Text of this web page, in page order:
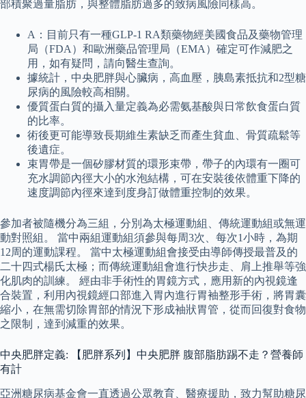
部積聚過量脂肪，與整體脂肪過多的致病風險同樣高。
A：目前只有一種GLP-1 RA類藥物經美國食品及藥物管理
局（FDA）和歐洲藥品管理局（EMA）確定可作減肥之
用，如有疑問，請向醫生查詢。
據統計，中央肥胖與心臟病，高血壓，胰島素抵抗和2型糖
尿病的風險較高相關。
優質蛋白質的攝入量定義為必需氨基酸與日常飲食蛋白質
的比率。
術後更可能導致長期維生素缺乏而產生貧血、骨質疏鬆等
後遺症。
束胃帶是一個矽膠材質的環形束帶，帶子的內環有一圈可
充水調節內徑大小的水泡結構，可在安裝後依體重下降的
速度調節內徑來達到度身訂做體重控制的效果。
參加者被隨機分為三組，分別為太極運動組、傳統運動組或無運
動對照組。 當中兩組運動組須參與每周3次、每次1小時，為期
12周的運動課程。 當中太極運動組會接受由導師傳授最普及的
二十四式楊氏太極；而傳統運動組會進行快步走、肩上推舉等強
化肌肉的訓練。 經由非手術性的胃鏡方式，應用新的內視鏡逢
合裝置，利用內視鏡經口部進入胃內進行胃袖整形手術，將胃囊
縮小，在無需切除胃部的情況下形成袖狀胃管，從而回復對食物
之限制，達到減重的效果。
中央肥胖定義: 【肥胖系列】中央肥胖 腹部脂肪踢不走？營養師
有計
亞洲糖尿病基金會一直透過公眾教育、醫療援助，致力幫助糖尿